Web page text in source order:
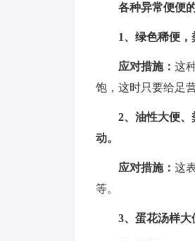
各种异常便便
1、绿色稀便，
应对措施： 这
饱，这时只要给足
2、油性大便
动。
应对措施： 这
等。
3、蛋花汤样大